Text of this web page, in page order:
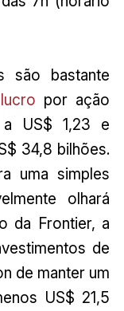
são bastante
lucro por ação
a US$ 1,23 e
34,8 bilhões.
uma simples
olhará
da Frontier, a
de
de manter um
US$ 21,5